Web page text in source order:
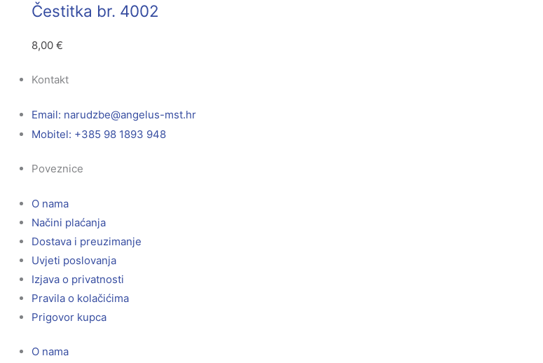
Čestitka br. 4002
8,00 €
Kontakt
Email: rh.tsm-sulegna
@ebzduran
Mobitel: +385 98 1893 948
Poveznice
O nama
Načini plaćanja
Dostava i preuzimanje
Uvjeti poslovanja
Izjava o privatnosti
Pravila o kolačićima
Prigovor kupca
O nama